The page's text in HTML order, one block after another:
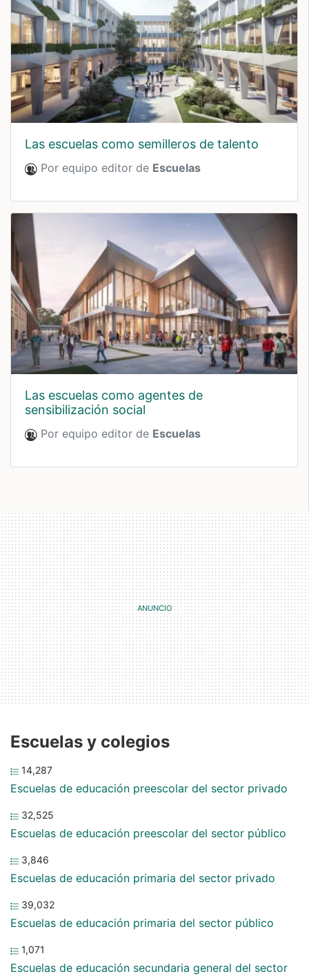
las escuelas como semilleros de talento
Por equipo editor de Escuelas
las escuelas como agentes de
sensibilización social
Por equipo editor de Escuelas
Escuelas y colegios
14,287
Escuelas de educación preescolar del sector privado
32,525
Escuelas de educación preescolar del sector público
3,846
Escuelas de educación primaria del sector privado
39,032
Escuelas de educación primaria del sector público
1,071
Escuelas de educación secundaria general del sector